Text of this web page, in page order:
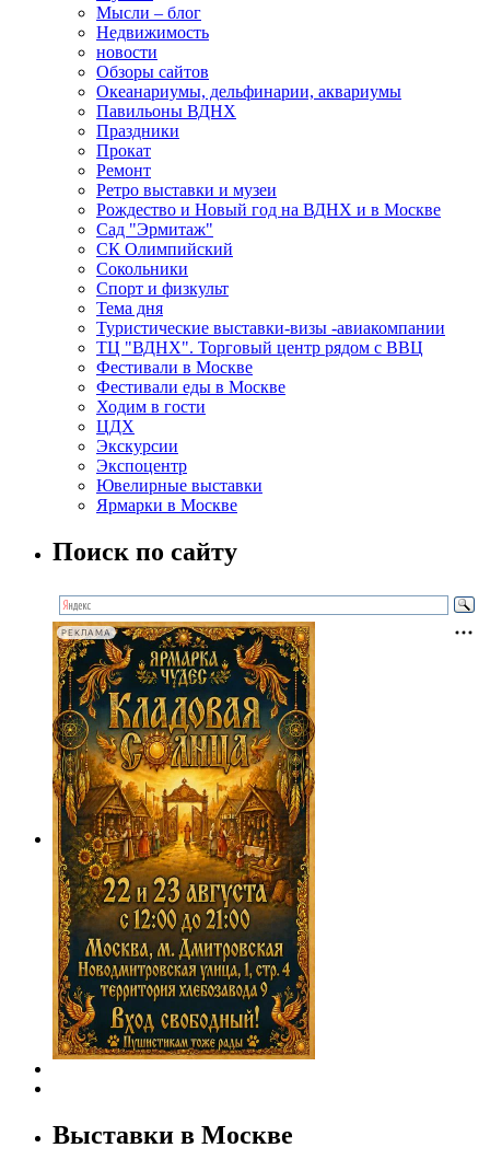
Мысли – блог
Недвижимость
новости
Обзоры сайтов
Океанариумы, дельфинарии, аквариумы
Павильоны ВДНХ
Праздники
Прокат
Ремонт
Ретро выставки и музеи
Рождество и Новый год на ВДНХ и в Москве
Сад "Эрмитаж"
СК Олимпийский
Сокольники
Спорт и физкульт
Тема дня
Туристические выставки-визы -авиакомпании
ТЦ "ВДНХ". Торговый центр рядом с ВВЦ
Фестивали в Москве
Фестивали еды в Москве
Ходим в гости
ЦДХ
Экскурсии
Экспоцентр
Ювелирные выставки
Ярмарки в Москве
Поиск по сайту
РЕКЛАМА
Выставки в Москве